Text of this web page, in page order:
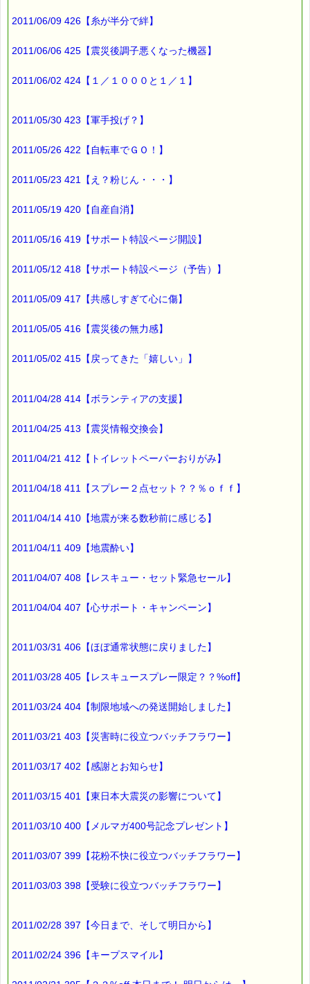
2011/06/09 426【糸が半分で絆】
2011/06/06 425【震災後調子悪くなった機器】
2011/06/02 424【１／１０００と１／１】
2011/05/30 423【軍手投げ？】
2011/05/26 422【自転車でＧＯ！】
2011/05/23 421【え？粉じん・・・】
2011/05/19 420【自産自消】
2011/05/16 419【サポート特設ページ開設】
2011/05/12 418【サポート特設ページ（予告）】
2011/05/09 417【共感しすぎて心に傷】
2011/05/05 416【震災後の無力感】
2011/05/02 415【戻ってきた「嬉しい」】
2011/04/28 414【ボランティアの支援】
2011/04/25 413【震災情報交換会】
2011/04/21 412【トイレットペーパーおりがみ】
2011/04/18 411【スプレー２点セット？？％ｏｆｆ】
2011/04/14 410【地震が来る数秒前に感じる】
2011/04/11 409【地震酔い】
2011/04/07 408【レスキュー・セット緊急セール】
2011/04/04 407【心サポート・キャンペーン】
2011/03/31 406【ほぼ通常状態に戻りました】
2011/03/28 405【レスキュースプレー限定？？%off】
2011/03/24 404【制限地域への発送開始しました】
2011/03/21 403【災害時に役立つバッチフラワー】
2011/03/17 402【感謝とお知らせ】
2011/03/15 401【東日本大震災の影響について】
2011/03/10 400【メルマガ400号記念プレゼント】
2011/03/07 399【花粉不快に役立つバッチフラワー】
2011/03/03 398【受験に役立つバッチフラワー】
2011/02/28 397【今日まで、そして明日から】
2011/02/24 396【キープスマイル】